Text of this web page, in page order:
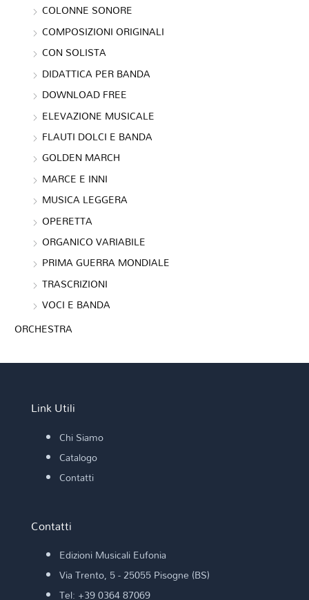
COLONNE SONORE
COMPOSIZIONI ORIGINALI
CON SOLISTA
DIDATTICA PER BANDA
DOWNLOAD FREE
ELEVAZIONE MUSICALE
FLAUTI DOLCI E BANDA
GOLDEN MARCH
MARCE E INNI
MUSICA LEGGERA
OPERETTA
ORGANICO VARIABILE
PRIMA GUERRA MONDIALE
TRASCRIZIONI
VOCI E BANDA
ORCHESTRA
Link Utili
Chi Siamo
Catalogo
Contatti
Contatti
Edizioni Musicali Eufonia
Via Trento, 5 - 25055 Pisogne (BS)
Tel: +39 0364 87069